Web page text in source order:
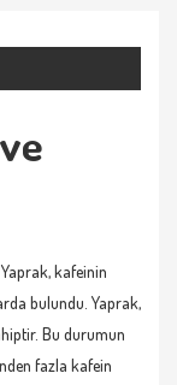
Yaprak, kafeinin
bulundu. Yaprak,
Bu durumun
fazla kafein